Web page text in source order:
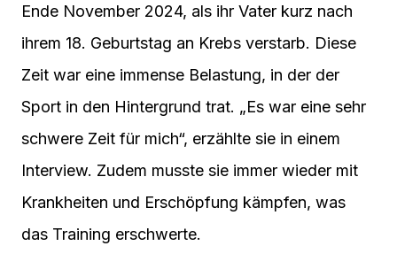
Ende November 2024, als ihr Vater kurz nach
ihrem 18. Geburtstag an Krebs verstarb. Diese
Zeit war eine immense Belastung, in der der
Sport in den Hintergrund trat. „Es war eine sehr
schwere Zeit für mich“, erzählte sie in einem
Interview. Zudem musste sie immer wieder mit
Krankheiten und Erschöpfung kämpfen, was
das Training erschwerte.